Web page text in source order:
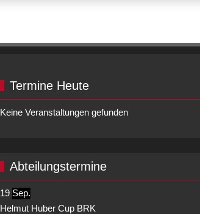
Termine Heute
Keine Veranstaltungen gefunden
Abteilungstermine
19 Sep.
Helmut Huber Cup BRK